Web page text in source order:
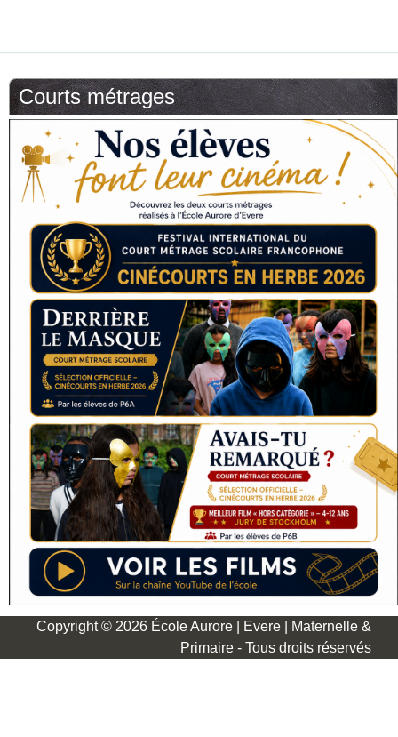
Courts métrages
Copyright © 2026 École Aurore | Evere | Maternelle &
Primaire - Tous droits réservés